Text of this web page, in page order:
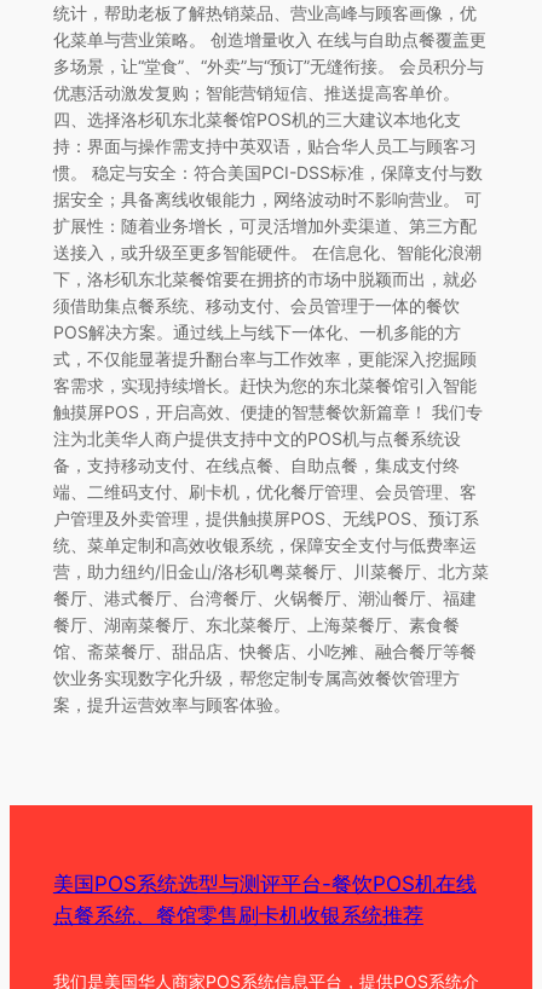
统计，帮助老板了解热销菜品、营业高峰与顾客画像，优
化菜单与营业策略。 创造增量收入 在线与自助点餐覆盖更
多场景，让“堂食”、“外卖”与“预订”无缝衔接。 会员积分与
优惠活动激发复购；智能营销短信、推送提高客单价。
四、选择洛杉矶东北菜餐馆POS机的三大建议本地化支
持：界面与操作需支持中英双语，贴合华人员工与顾客习
惯。 稳定与安全：符合美国PCI-DSS标准，保障支付与数
据安全；具备离线收银能力，网络波动时不影响营业。 可
扩展性：随着业务增长，可灵活增加外卖渠道、第三方配
送接入，或升级至更多智能硬件。 在信息化、智能化浪潮
下，洛杉矶东北菜餐馆要在拥挤的市场中脱颖而出，就必
须借助集点餐系统、移动支付、会员管理于一体的餐饮
POS解决方案。通过线上与线下一体化、一机多能的方
式，不仅能显著提升翻台率与工作效率，更能深入挖掘顾
客需求，实现持续增长。赶快为您的东北菜餐馆引入智能
触摸屏POS，开启高效、便捷的智慧餐饮新篇章！ 我们专
注为北美华人商户提供支持中文的POS机与点餐系统设
备，支持移动支付、在线点餐、自助点餐，集成支付终
端、二维码支付、刷卡机，优化餐厅管理、会员管理、客
户管理及外卖管理，提供触摸屏POS、无线POS、预订系
统、菜单定制和高效收银系统，保障安全支付与低费率运
营，助力纽约/旧金山/洛杉矶粤菜餐厅、川菜餐厅、北方菜
餐厅、港式餐厅、台湾餐厅、火锅餐厅、潮汕餐厅、福建
餐厅、湖南菜餐厅、东北菜餐厅、上海菜餐厅、素食餐
馆、斋菜餐厅、甜品店、快餐店、小吃摊、融合餐厅等餐
饮业务实现数字化升级，帮您定制专属高效餐饮管理方
案，提升运营效率与顾客体验。
美国POS系统选型与测评平台-餐饮POS机在线
点餐系统、餐馆零售刷卡机收银系统推荐
我们是美国华人商家POS系统信息平台，提供POS系统介